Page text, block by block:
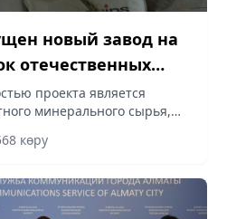
новый завод на
отечественных
проекта является
минерального сырья,
көру